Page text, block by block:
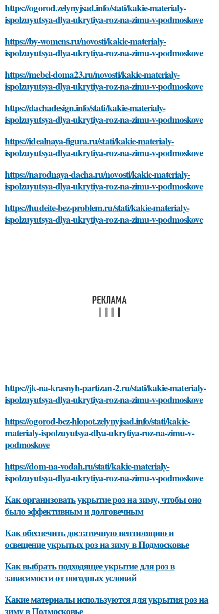
https://ogorod.zelynyjsad.info/stati/kakie-materialy-
ispolzuyutsya-dlya-ukrytiya-roz-na-zimu-v-podmoskove
https://by-womens.ru/novosti/kakie-materialy-
ispolzuyutsya-dlya-ukrytiya-roz-na-zimu-v-podmoskove
https://mebel-doma23.ru/novosti/kakie-materialy-
ispolzuyutsya-dlya-ukrytiya-roz-na-zimu-v-podmoskove
https://dachadesign.info/stati/kakie-materialy-
ispolzuyutsya-dlya-ukrytiya-roz-na-zimu-v-podmoskove
https://idealnaya-figura.ru/stati/kakie-materialy-
ispolzuyutsya-dlya-ukrytiya-roz-na-zimu-v-podmoskove
https://narodnaya-dacha.ru/novosti/kakie-materialy-
ispolzuyutsya-dlya-ukrytiya-roz-na-zimu-v-podmoskove
https://hudeite-bez-problem.ru/stati/kakie-materialy-
ispolzuyutsya-dlya-ukrytiya-roz-na-zimu-v-podmoskove
https://jk-na-krasnyh-partizan-2.ru/stati/kakie-materialy-
ispolzuyutsya-dlya-ukrytiya-roz-na-zimu-v-podmoskove
https://ogorod-bez-hlopot.zelynyjsad.info/stati/kakie-
materialy-ispolzuyutsya-dlya-ukrytiya-roz-na-zimu-v-
podmoskove
https://dom-na-vodah.ru/stati/kakie-materialy-
ispolzuyutsya-dlya-ukrytiya-roz-na-zimu-v-podmoskove
Как организовать укрытие роз на зиму, чтобы оно
было эффективным и долговечным
Как обеспечить достаточную вентиляцию и
освещение укрытых роз на зиму в Подмосковье
Как выбрать подходящее укрытие для роз в
зависимости от погодных условий
Какие материалы используются для укрытия роз на
зиму в Подмосковье